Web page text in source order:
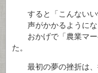
すると「こんないい
声がかかるようにな
おかげで「農業マー
た。
最初の夢の挫折は、